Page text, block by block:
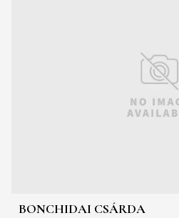
BONCHIDAI CSÁRDA